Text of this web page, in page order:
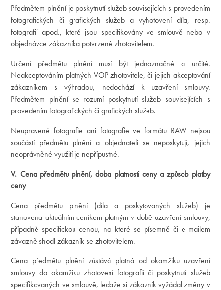
Předmětem plnění je poskytnutí služeb souvisejících s provedením
fotografických či grafických služeb a vyhotovení díla, resp.
fotografií apod., které jsou specifikovány ve smlouvě nebo v
objednávce zákazníka potvrzené zhotovitelem.
Určení předmětu plnění musí být jednoznačné a určité.
Neakceptováním platných VOP zhotovitele, či jejich akceptování
zákazníkem s výhradou, nedochází k uzavření smlouvy.
Předmětem plnění se rozumí poskytnutí služeb souvisejících s
provedením fotografických či grafických služeb.
Neupravené fotografie ani fotografie ve formátu RAW nejsou
součástí předmětu plnění a objednateli se neposkytují, jejich
neoprávněné využití je nepřípustné.
V. Cena předmětu plnění, doba platnosti ceny a způsob platby
ceny
Cena předmětu plnění (díla a poskytovaných služeb) je
stanovena aktuálním ceníkem platným v době uzavření smlouvy,
případně specifickou cenou, na které se písemně či e-mailem
závazně shodl zákazník se zhotovitelem.
Cena předmětu plnění zůstává platná od okamžiku uzavření
smlouvy do okamžiku zhotovení fotografií či poskytnutí služeb
specifikovaných ve smlouvě, ledaže si zákazník vyžádal změny v